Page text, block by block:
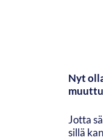
Nyt
Jotta
sillä